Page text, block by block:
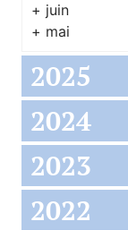
+ juin
+ mai
2025
2024
2023
2022